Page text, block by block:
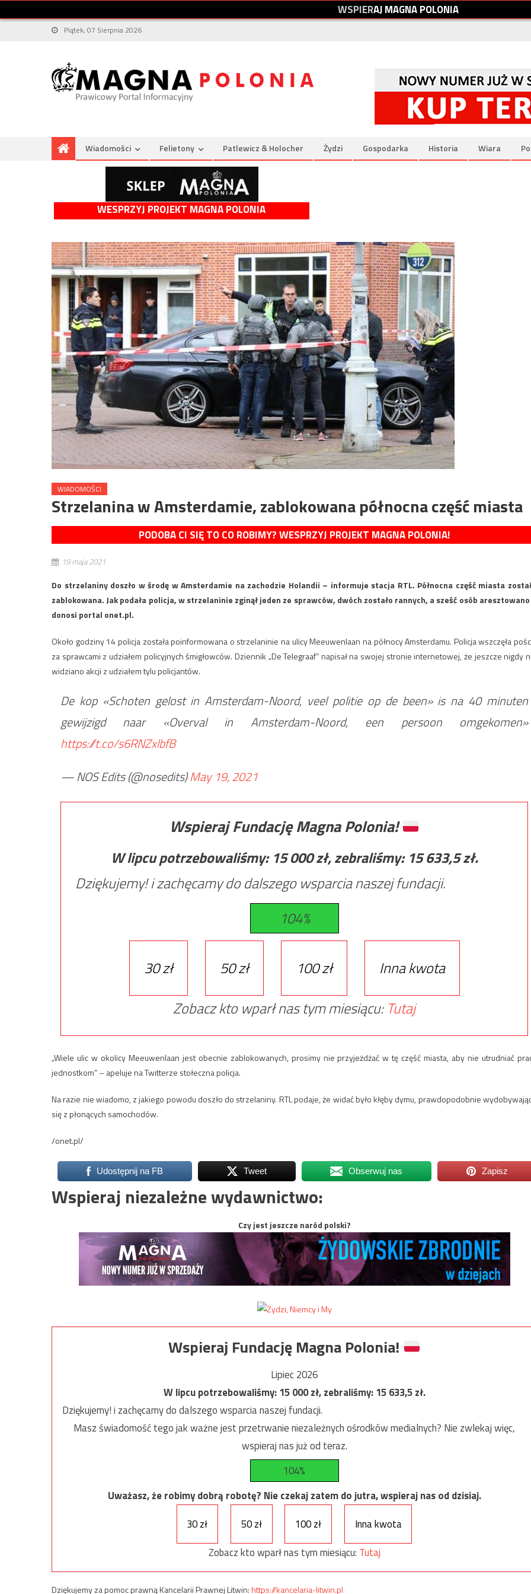
WSPIERAJMAGNAPOLONIA
Piątek, 07 Sierpnia 2026
Wiadomości Felietony Patlewicz & Holocher Żydzi Gospodarka Historia Wiara
WESPRZYJ PROJEKT MAGNA POLONIA
WIADOMOŚCI
Strzelanina w Amsterdamie, zablokowana północna część miasta
PODOBA CI SIĘ TO CO ROBIMY? WESPRZYJ PROJEKT MAGNA POLONIA!
19 maja 2021
Do strzelaniny doszło w środę w Amsterdamie na zachodzie Holandii – informuje stacja RTL. Północna część miasta
zablokowana. Jak podała policja, w strzelaninie zginął jeden ze sprawców, dwóch zostało rannych, a sześć osób
donosi portal onet.pl.
Około godziny 14 policja została poinformowana o strzelaninie na ulicy Meeuwenlaan na północy Amsterdamu. Policja wszczęła
za sprawcami z udziałem policyjnych śmigłowców. Dziennik „De Telegraaf” napisał na swojej stronie internetowej, że jeszcze nigdy
widziano akcji z udziałem tylu policjantów.
De kop «Schoten gelost in Amsterdam-Noord, veel politie op de been» is na 40 minuten
gewijzigd naar «Overval in Amsterdam-Noord, een persoon omgekomen»
https://t.co/s6RNZxlbfB
— NOS Edits (@nosedits)May 19, 2021
Wspieraj Fundację Magna Polonia!
W lipcu potrzebowaliśmy: 15 000zł, zebraliśmy: 15 633,5zł.
Dziękujemy! i zachęcamy do dalszego wsparcia naszej fundacji.
104%
30 zł 50 zł 100 zł
Inna kwota
Zobacz kto wparł nas tym miesiącu: Tutaj
„Wiele ulic w okolicy Meeuwenlaan jest obecnie zablokowanych, prosimy nie przyjeżdżać w tę część miasta, aby nie utrudniać
jednostkom” – apeluje na Twitterze stołeczna policja.
Na razie nie wiadomo, z jakiego powodu doszło do strzelaniny. RTL podaje, że widać było kłęby dymu, prawdopodobnie
się z płonących samochodów.
/onet.pl/
Udostępnij na FB Tweet Obserwuj nas Zapisz
Wspieraj niezależne wydawnictwo:
Czy jest jeszcze naród polski?
Wspieraj Fundację Magna Polonia!
Lipiec 2026
W lipcu potrzebowaliśmy:15 000zł, zebraliśmy:15 633,5zł.
Dziękujemy! i zachęcamy do dalszego wsparcia naszej fundacji.
Masz świadomość tego jak ważne jest przetrwanie niezależnych ośrodków medialnych? Nie zwlekaj więc,
wspieraj nas już od teraz.
104%
Uważasz, że robimy dobrą robotę? Nie czekaj zatem do jutra, wspieraj nas od dzisiaj.
30 zł
50 zł 100 zł
Inna kwota
Zobacz kto wparł nas tym miesiącu: Tutaj
Dziękujemy za pomoc prawną Kancelarii Prawnej Litwin:https://kancelaria-litwin.pl